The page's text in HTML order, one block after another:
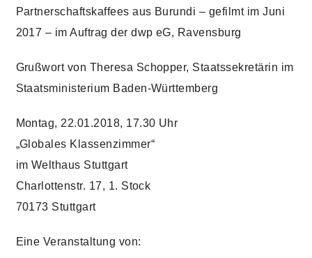
Partnerschaftskaffees aus Burundi – gefilmt im Juni
2017 – im Auftrag der dwp eG, Ravensburg
Grußwort von Theresa Schopper, Staatssekretärin im
Staatsministerium Baden-Württemberg
Montag, 22.01.2018, 17.30 Uhr
„Globales Klassenzimmer“
im Welthaus Stuttgart
Charlottenstr. 17, 1. Stock
70173 Stuttgart
Eine Veranstaltung von: